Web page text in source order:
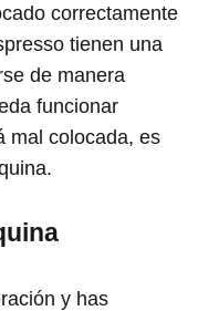
correctamente
tienen una
de manera
funcionar
mal colocada, es
y has